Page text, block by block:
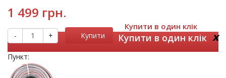
1 499 грн.
- + Купити
Купити в один клік
Купити в один клік x
Пункт: